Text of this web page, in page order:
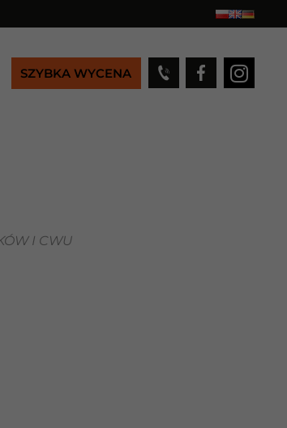
SZYBKA WYCENA
I CWU